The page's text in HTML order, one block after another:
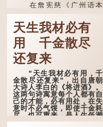
在詹宪慈《广州语本
语有曰『一个银钱大夿
夿』。」
「夿」形​​容大，「一个
银钱大夿夿」，就形容金钱
数量之大了。 「大夿夿十
万蚊」，就是说十万元是一
笔大数目了。...
天生我材必有
用 千金散尽
还复来
"天生我材必有用，千
金散尽还复来"，出自唐朝
大诗人李白的《将进酒》。
这两句诗寓意每个人都有自
己的才能，必有用处，在失
意时不必气馁，即使千金耗
尽，也可重来，是人生低潮
时激励向上的名句。